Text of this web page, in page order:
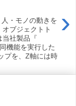
›
・モノの動きを
ブジェクトト
当社製品『
機能を実行した
プを、Z軸には時